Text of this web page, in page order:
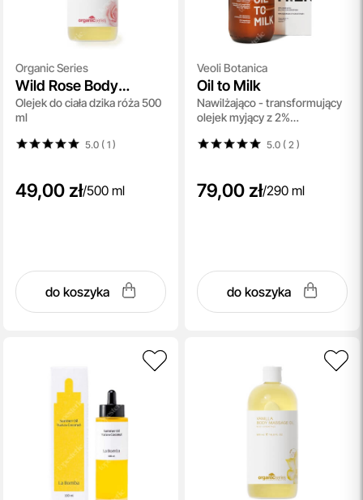
Organic Series
Wild Rose Body
Massage Oil
Olejek do ciała dzika róża 500
ml
5.0 ( 1)
49,00 zł/500 ml
do koszyka
Veoli Botanica
Oil to Milk
Nawilżająco - transformujący
olejek myjący z 2%
witaminą E 290 ml
5.0 ( 2 )
79,00 zł/290 ml
do koszyka